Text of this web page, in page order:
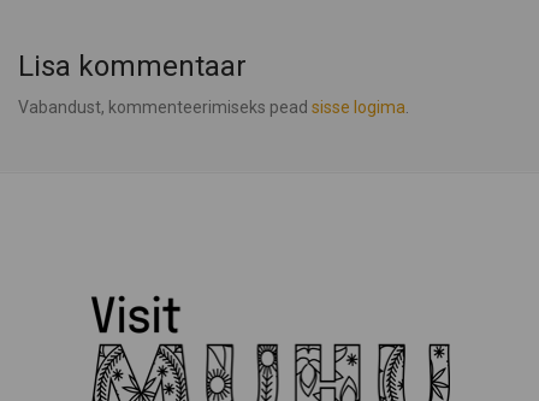
Lisa kommentaar
Vabandust, kommenteerimiseks pead sisse logima.